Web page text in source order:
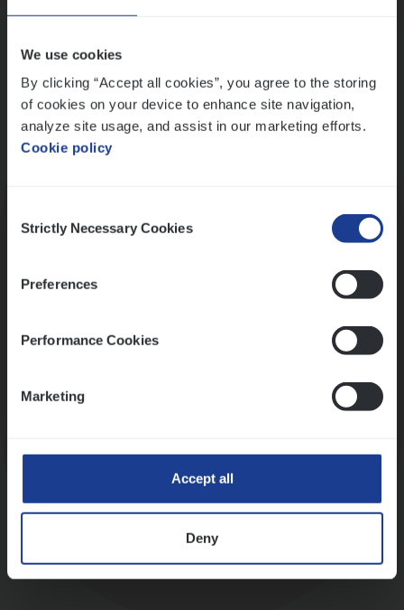
We use cookies
By clicking “Accept all cookies”, you agree to the storing
of cookies on your device to enhance site navigation,
analyze site usage, and assist in our marketing efforts.
Cookie policy
Selection
Strictly Necessary Cookies
Preferences
Performance Cookies
Marketing
Accept all
Deny